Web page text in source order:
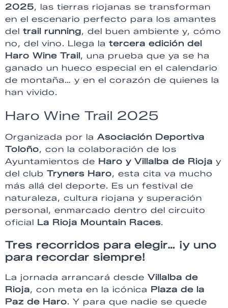
2025, las tierras riojanas se transforman
en el escenario perfecto para los amantes
del trail running, del buen ambiente y, cómo
no, del vino. Llega la tercera edición del
Haro Wine Trail, una prueba que ya se ha
ganado un hueco especial en el calendario
de montaña… y en el corazón de quienes la
han vivido.
Haro Wine Trail 2025
Organizada por la Asociación Deportiva
Toloño, con la colaboración de los
Ayuntamientos de Haro y Villalba de Rioja y
del club Tryners Haro, esta cita va mucho
más allá del deporte. Es un festival de
naturaleza, cultura riojana y superación
personal, enmarcado dentro del circuito
oficial La Rioja Mountain Races.
Tres recorridos para elegir… ¡y uno
para recordar siempre!
La jornada arrancará desde Villalba de
Rioja, con meta en la icónica Plaza de la
Paz de Haro. Y para que nadie se quede